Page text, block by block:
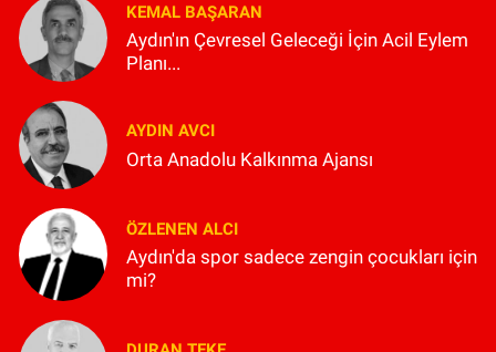
KEMAL BAŞARAN
Aydın'ın Çevresel Geleceği İçin Acil Eylem
Planı...
AYDIN AVCI
Orta Anadolu Kalkınma Ajansı
ÖZLENEN ALCI
Aydın'da spor sadece zengin çocukları için
mi?